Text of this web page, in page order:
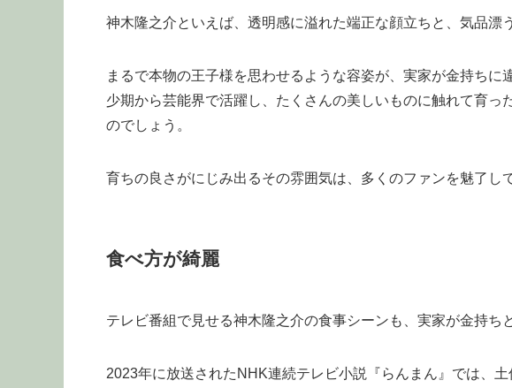
神木隆之介といえば、透明感に溢れた端正な顔立ちと、気品漂
まるで本物の王子様を思わせるような容姿が、実家が金持ちに
少期から芸能界で活躍し、たくさんの美しいものに触れて育っ
のでしょう。
育ちの良さがにじみ出るその雰囲気は、多くのファンを魅了し
食べ方が綺麗
テレビ番組で見せる神木隆之介の食事シーンも、実家が金持ち
2023年に放送されたNHK連続テレビ小説『らんまん』では、